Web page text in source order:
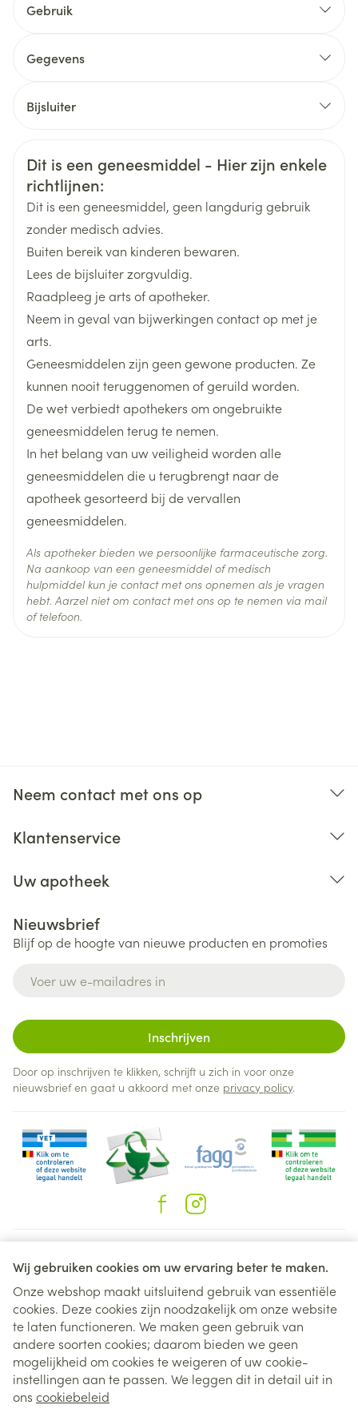
Wij gebruiken cookies om uw ervaring beter te maken.
Onze webshop maakt uitsluitend gebruik van essentiële
cookies. Deze cookies zijn noodzakelijk om onze website
te laten functioneren. We maken geen gebruik van
andere soorten cookies; daarom bieden we geen
mogelijkheid om cookies te weigeren of uw cookie-
instellingen aan te passen. We leggen dit in detail uit in
ons cookiebeleid
Gebruik
Gegevens
Merken
Breedte 31 mm
Lengte
Diepte 112 mm
Verpakking
5
Behoud Kamertemperatuur (15°C - 25°C)
Bijsluiter
Veiligheidsinformatie
Dit is een geneesmiddel - Hier zijn enkele
richtlijnen:
Dit is een geneesmiddel, geen langdurig gebruik
zonder medisch advies.
Buiten bereik van kinderen bewaren.
Lees de bijsluiter zorgvuldig.
Raadpleeg je arts of apotheker.
Neem in geval van bijwerkingen contact op met je
arts.
Geneesmiddelen zijn geen gewone producten. Ze
kunnen nooit teruggenomen of geruild worden.
De wet verbiedt apothekers om ongebruikte
geneesmiddelen terug te nemen.
In het belang van uw veiligheid worden alle
geneesmiddelen die u terugbrengt naar de
apotheek gesorteerd bij de vervallen
geneesmiddelen.
Als apotheker bieden we persoonlijke farmaceutische zorg.
Na aankoop van een geneesmiddel of medisch
hulpmiddel kun je contact met ons opnemen als je vragen
hebt. Aarzel niet om contact met ons op te nemen via mail
of telefoon.
Neem contact met ons op
Klantenservice
Uw apotheek
Nieuwsbrief
Blijf op de hoogte van nieuwe producten en promoties
Inschrijven
Door op inschrijven te klikken, schrijft u zich in voor onze
nieuwsbrief en gaat u akkoord met onze privacy policy.
Juridische links